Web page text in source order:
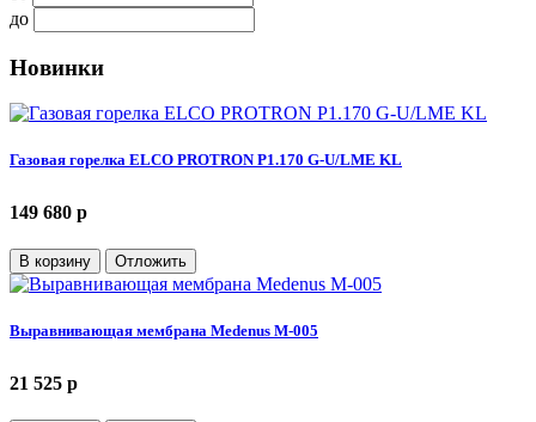
до
Новинки
Газовая горелка ELCO PROTRON P1.170 G-U/LME KL
149 680 p
В корзину Отложить
Выравнивающая мембрана Medenus M-005
21 525 p